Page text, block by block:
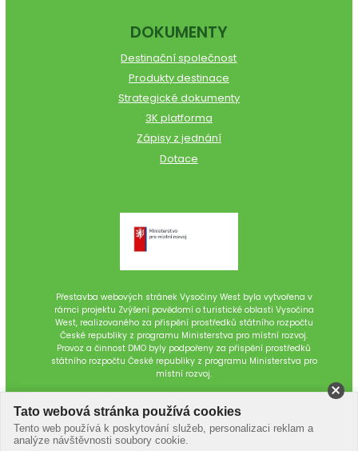
DOKUMENTY
Destinační společnost
Produkty destinace
Strategické dokumenty
3K platforma
Zápisy z jednání
Dotace
Přestavba webových stránek Vysočiny West byla vytvořena v
rámci projektu Zvýšení povědomí o turistické oblasti Vysočina
West, realizovaného za přispění prostředků státního rozpočtu
České republiky z programu Ministerstva pro místní rozvoj.
Provoz a činnost DMO byly podpořeny za přispění prostředků
státního rozpočtu České republiky z programu Ministerstva pro
místní rozvoj.
Tato webová stránka používá cookies
Tento web používá k poskytování služeb, personalizaci reklam a
analýze návštěvnosti soubory cookie.